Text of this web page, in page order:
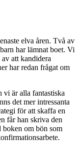
elva åren. Två av
har lämnat boet. Vi
att kandidera
har redan frågat om
vi är alla fantastiska
det mer intressanta
för att skaffa en
får han skriva den
om bön som